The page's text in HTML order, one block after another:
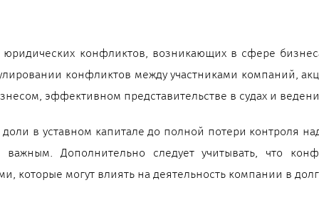
конфликтов, возникающих в сфере
конфликтов между участниками компаний,
эффективном представительстве в судах и
в уставном капитале до полной потери контроля
Дополнительно следует учитывать, что
могут влиять на деятельность компании в